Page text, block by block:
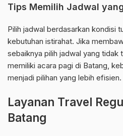
Tips Memilih Jadwal
Pilih jadwal berdasarkan kondisi
kebutuhan istirahat. Jika
sebaiknya pilih jadwal yang tidak
memiliki acara pagi di Batang,
menjadi pilihan yang lebih efisien.
Layanan Travel
Batang